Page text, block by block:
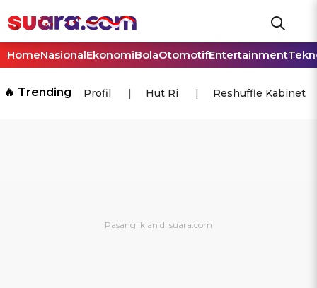
HomeNasionalEkonomiBolaOtomotifEntertainment
🔥 Trending Profil Hut Ri Reshuffle Kabinet